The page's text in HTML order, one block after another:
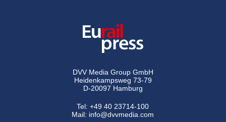
DVV Media Group GmbH
Heidenkampsweg 73-79
D-20097 Hamburg
Tel:+49 40 23714-100
Mail: info@dvvmedia.com